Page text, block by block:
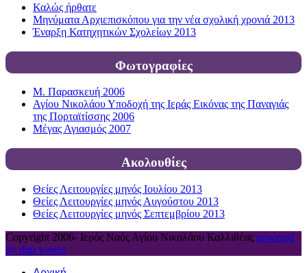
Καλώς ήρθατε
Μηνύματα Αρχιεπισκόπου για την νέα σχολική χρονιά 2013
Έναρξη Κατηχητικών Σχολείων 2013
Φωτογραφίες
Μ. Παρασκευή 2006
Αγίου Νικολάου Υποδοχή της Ιεράς Εικόνας της Παναγιάς
της Πορταϊτίσσης 2006
Μέγας Αγιασμός 2007
Ακολουθίες
Θείες Λειτουργίες μηνός Ιουλίου 2013
Θείες Λειτουργίες μηνός Αυγούστου 2013
Θείες Λειτουργίες μηνός Σεπτεμβρίου 2013
Copyright 2006- Ιερός Ναός Αγίου Νικολάου Καλλιθέας powered
by digi waves